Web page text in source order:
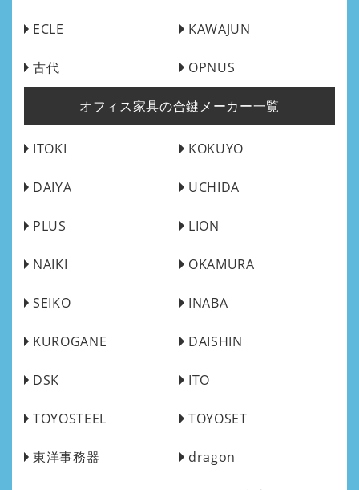
ECLE KAWAJUN
古代 OPNUS
オフィス家具の合鍵メーカー一覧
ITOKI KOKUYO
DAIYA UCHIDA
PLUS LION
NAIKI OKAMURA
SEIKO INABA
KUROGANE DAISHIN
DSK ITO
TOYOSTEEL TOYOSET
東洋事務器 dragon